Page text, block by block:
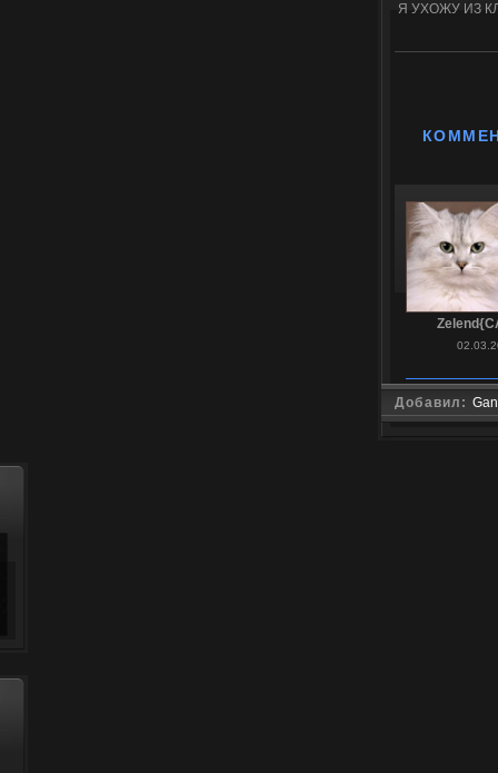
Я УХОЖУ ИЗ
Добавил: